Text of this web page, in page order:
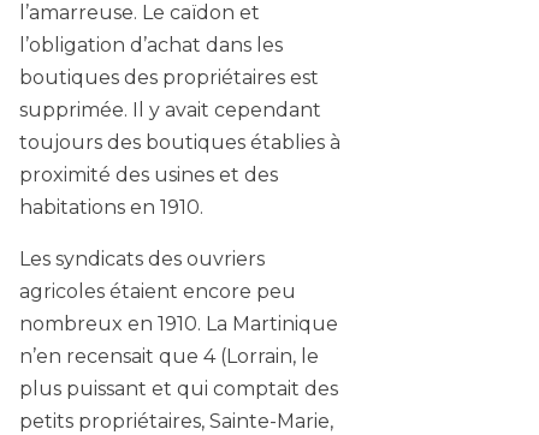
l’amarreuse. Le caïdon et
l’obligation d’achat dans les
boutiques des propriétaires est
supprimée. Il y avait cependant
toujours des boutiques établies à
proximité des usines et des
habitations en 1910.
Les syndicats des ouvriers
agricoles étaient encore peu
nombreux en 1910. La Martinique
n’en recensait que 4 (Lorrain, le
plus puissant et qui comptait des
petits propriétaires, Sainte-Marie,